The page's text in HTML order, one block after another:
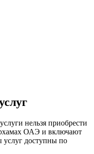
нельзя приобрести
ОАЭ и включают
услуг доступны по